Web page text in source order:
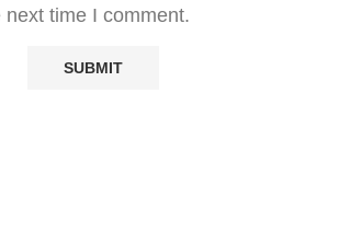
next time I comment.